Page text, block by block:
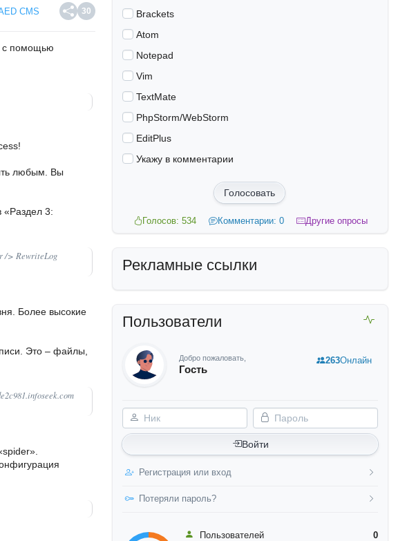
CMS 30
с помощью
любым. Вы
«Раздел 3:
/> RewriteLog
Более высокие
Это – файлы,
Brackets
Atom
Notepad
Vim
TextMate
PhpStorm/WebStorm
EditPlus
Укажу в комментарии
Голосовать
Голосов: 534 Комментарии: 0 Другие опросы
Рекламные ссылки
Пользователи
Добро пожаловать,
Гость
Ник Пароль
Войти
Регистрация или вход
Потеряли пароль?
263Онлайн
Пользователей
0